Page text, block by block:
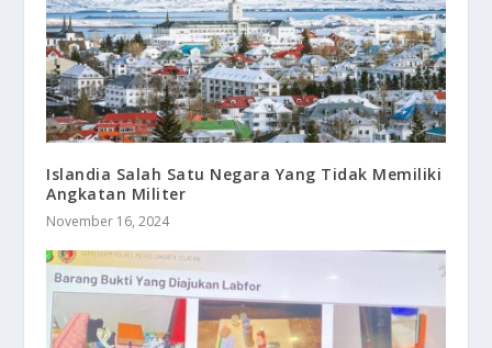
Islandia Salah Satu Negara Yang Tidak Memiliki
Angkatan Militer
November 16, 2024